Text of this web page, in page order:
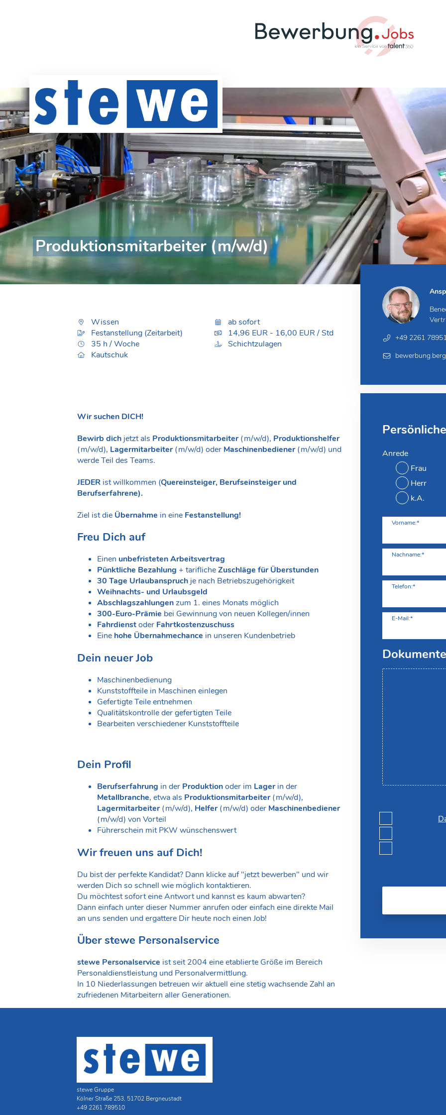
Produktionsmitarbeiter (m/w/d)
+49 2261
Anrede
Frau
Herr
k.A.
Vorname:*
Nachname:*
Telefon:*
E-Mail:*
Dokumente
Wissen
Festanstellung (Zeitarbeit)
35 h / Woche
Kautschuk
ab sofort
14,96 EUR - 16,00 EUR / Std
Schichtzulagen
Wir suchen DICH!
Bewirb dich jetzt als Produktionsmitarbeiter(m/w/d), Produktionshelfer
(m/w/d), Lagermitarbeiter(m/w/d) oder Maschinenbediener(m/w/d) und
werde Teil des Teams.
JEDER ist willkommen (Quereinsteiger, Berufseinsteiger und
Berufserfahrene).
Ziel ist die Übernahme in eine Festanstellung!
Freu Dich auf
Einen unbefristeten Arbeitsvertrag
Pünktliche Bezahlung + tariflicheZuschläge für Überstunden
30 Tage Urlaubanspruch je nach Betriebszugehörigkeit
Weihnachts- und Urlaubsgeld
Abschlagszahlungenzum 1. eines Monats möglich
300-Euro-Prämie bei Gewinnung von neuen Kollegen/innen
Fahrdienstoder Fahrtkostenzuschuss
Eine hohe Übernahmechance in unseren Kundenbetrieb
Dein neuer Job
Maschinenbedienung
Kunststoffteile in Maschinen einlegen
Gefertigte Teile entnehmen
Qualitätskontrolle der gefertigten Teile
Bearbeiten verschiedener Kunststoffteile
Dein Profil
Berufserfahrung in der Produktionoder im Lagerin der
Metallbranche, etwa als Produktionsmitarbeiter(m/w/d),
Lagermitarbeiter(m/w/d), Helfer(m/w/d) oder Maschinenbediener
(m/w/d) von Vorteil
Führerschein mit PKW wünschenswert
Wir freuen uns auf Dich!
Du bist der perfekte Kandidat? Dann klicke auf "jetzt bewerben" und wir
werden Dich so schnell wie möglich kontaktieren.
Du möchtest sofort eine Antwort und kannst es kaum abwarten?
Dann einfach unter dieser Nummer anrufen oder einfach eine direkte Mail
an uns senden und ergattere Dir heute noch einen Job!
Über stewe Personalservice
stewe Personalservice ist seit 2004 eine etablierte Größe im Bereich
Personaldienstleistung und Personalvermittlung.
In 10 Niederlassungen betreuen wir aktuell eine stetig wachsende Zahl an
zufriedenen Mitarbeitern aller Generationen.
stewe Gruppe
Kölner Straße 253, 51702 Bergneustadt
+49 2261 789510